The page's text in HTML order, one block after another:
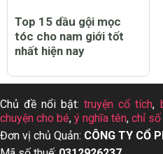
Top 15 dầu gội mọc
tóc cho nam giới tốt
nhất hiện nay
Chủ đề nổi bật:truyện cổ tích,
chuyện cho bé, ý nghĩa tên, chỉ
Đơn vị chủ Quản: CÔNG TY CỔ